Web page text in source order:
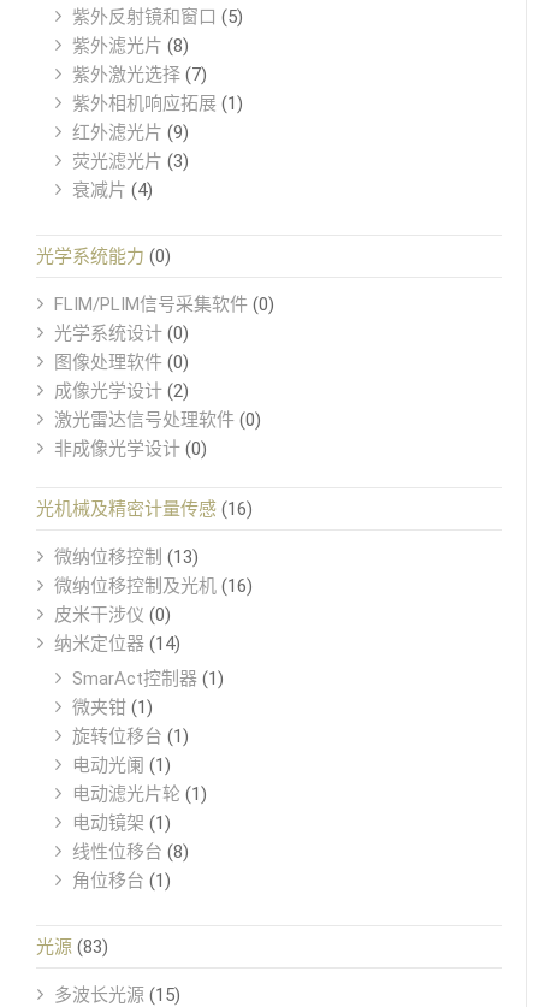
紫外反射镜和窗口 (5)
紫外滤光片 (8)
紫外激光选择 (7)
紫外相机响应拓展 (1)
红外滤光片 (9)
荧光滤光片 (3)
衰减片 (4)
光学系统能力 (0)
FLIM/PLIM信号采集软件 (0)
光学系统设计 (0)
图像处理软件 (0)
成像光学设计 (2)
激光雷达信号处理软件 (0)
非成像光学设计 (0)
光机械及精密计量传感 (16)
微纳位移控制 (13)
微纳位移控制及光机 (16)
皮米干涉仪 (0)
纳米定位器 (14)
SmarAct控制器 (1)
微夹钳 (1)
旋转位移台 (1)
电动光阑 (1)
电动滤光片轮 (1)
电动镜架 (1)
线性位移台 (8)
角位移台 (1)
光源 (83)
多波长光源 (15)